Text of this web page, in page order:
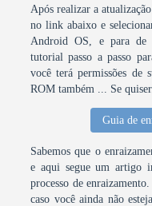
Após realizar a
no link abaixo e
Android OS, e para de
tutorial passo a passo
você terá permissões de
ROM também ... Se
Guia de
Sabemos que o
e aqui segue um artigo
processo de
caso você ainda não